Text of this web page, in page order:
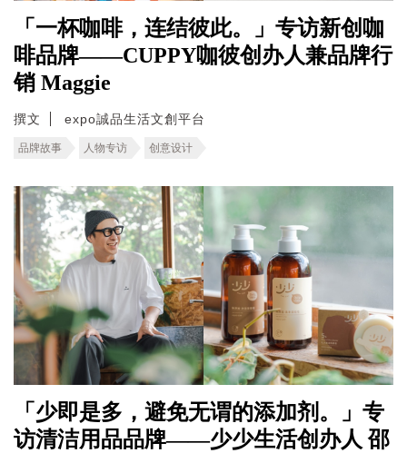
「一杯咖啡，连结彼此。」专访新创咖
啡品牌——CUPPY咖彼创办人兼品牌行
销 Maggie
撰文 expo誠品生活文創平台
品牌故事 人物专访 创意设计
「少即是多，避免无谓的添加剂。」专
访清洁用品品牌——少少生活创办人 邵